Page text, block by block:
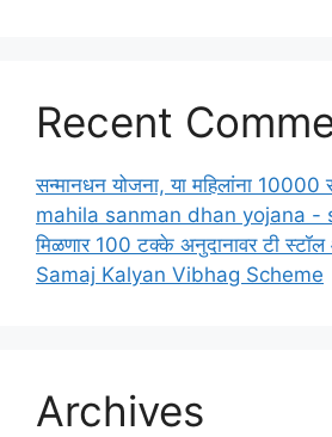
Recent
सन्मानधन योजना, या महिलांना 10000
mahila sanman dhan yojana -
मिळणार 100 टक्के अनुदानावर टी
Samaj Kalyan Vibhag Scheme
Archives